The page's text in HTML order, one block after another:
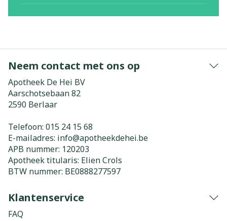
Neem contact met ons op
Apotheek De Hei BV
Aarschotsebaan 82
2590 Berlaar
Telefoon: 015 24 15 68
E-mailadres: info@apotheekdehei.be
APB nummer: 120203
Apotheek titularis: Elien Crols
BTW nummer: BE0888277597
Klantenservice
FAQ